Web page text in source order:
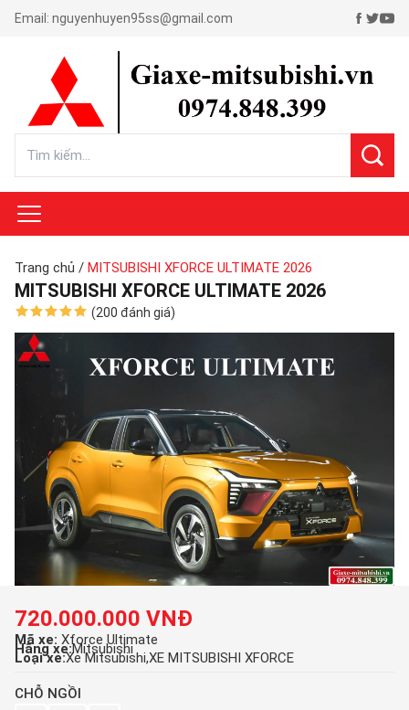
Email: nguyenhuyen95ss@gmail.com
Trang chủ / MITSUBISHI XFORCE ULTIMATE 2026
MITSUBISHI XFORCE ULTIMATE 2026
(200 đánh giá)
720.000.000 VNĐ
Mã xe: Xforce Ultimate
Hãng xe:Mitsubishi
Loại xe:Xe Mitsubishi XE MITSUBISHI XFORCE
CHỖ NGỒI